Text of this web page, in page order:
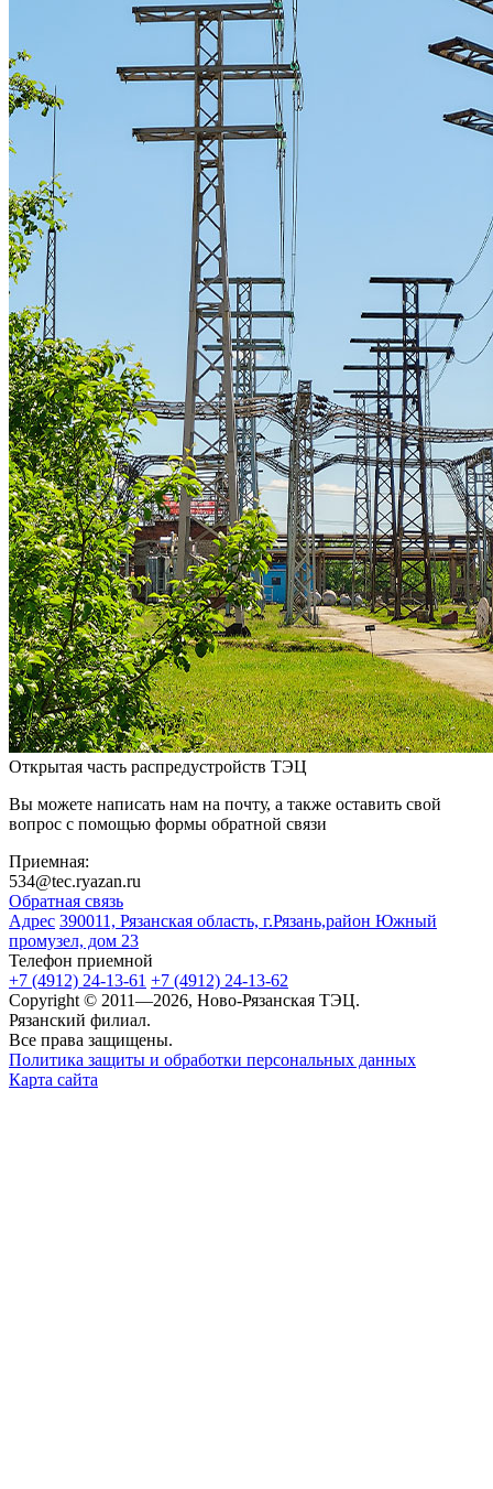
Открытая часть распредустройств ТЭЦ
Вы можете написать нам на почту, а также оставить свой
вопрос с помощью формы обратной связи
Приемная:
534@tec.ryazan.ru
Обратная связь
Адрес 390011, Рязанская область, г.Рязань,район Южный
промузел, дом 23
Телефон приемной
+7 (4912) 24-13-61 +7 (4912) 24-13-62
Copyright © 2011—2026, Ново-Рязанская ТЭЦ.
Рязанский филиал.
Все права защищены.
Политика защиты и обработки персональных данных
Карта сайта